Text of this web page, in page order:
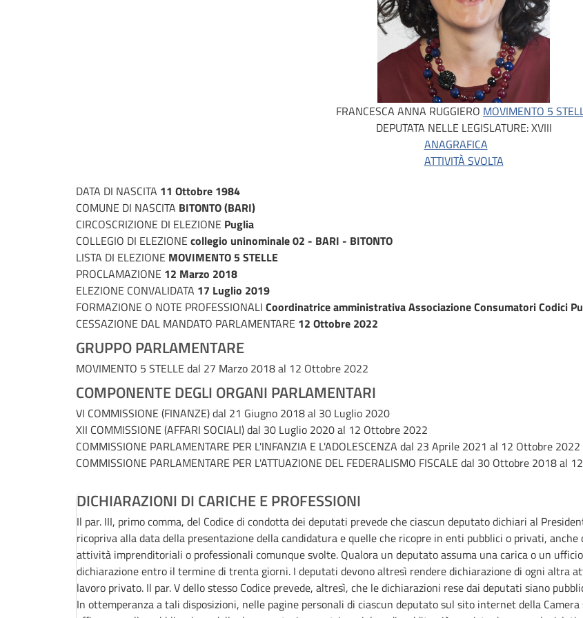
FRANCESCA ANNA RUGGIERO MOVIMENTO 5
DEPUTATA NELLE LEGISLATURE:XVIII
ANAGRAFICA
ATTIVITÀ SVOLTA
DATA DI NASCITA 11 Ottobre 1984
COMUNE DI NASCITA BITONTO (BARI)
CIRCOSCRIZIONE DI ELEZIONE Puglia
COLLEGIO DI ELEZIONE collegio uninominale 02 - BARI - BITONTO
LISTA DI ELEZIONE MOVIMENTO 5 STELLE
PROCLAMAZIONE 12 Marzo 2018
ELEZIONE CONVALIDATA 17 Luglio 2019
FORMAZIONE O NOTE PROFESSIONALI Coordinatrice amministrativa Associazione Consumatori Codici
CESSAZIONE DAL MANDATO PARLAMENTARE 12 Ottobre 2022
GRUPPO PARLAMENTARE
MOVIMENTO 5 STELLE dal 27 Marzo 2018 al 12 Ottobre 2022
COMPONENTE DEGLI ORGANI PARLAMENTARI
VI COMMISSIONE (FINANZE)dal 21 Giugno 2018 al 30 Luglio 2020
XII COMMISSIONE (AFFARI SOCIALI)dal 30 Luglio 2020 al 12 Ottobre 2022
COMMISSIONE PARLAMENTARE PER L'INFANZIA E L'ADOLESCENZA dal 23 Aprile 2021 al 12 Ottobre 2022
COMMISSIONE PARLAMENTARE PER L'ATTUAZIONE DEL FEDERALISMO FISCALE dal 30 Ottobre 2018 al
DICHIARAZIONI DI CARICHE E PROFESSIONI
Il par. III, primo comma, del Codice di condotta dei deputati prevede che ciascun deputato dichiari al
ricopriva alla data della presentazione della candidatura e quelle che ricopre in enti pubblici o privati,
attività imprenditoriali o professionali comunque svolte. Qualora un deputato assuma una carica o un
dichiarazione entro il termine di trenta giorni. I deputati devono altresì rendere dichiarazione di ogni altra
lavoro privato. Il par. V dello stesso Codice prevede, altresì, che le dichiarazioni rese dai deputati siano
In ottemperanza a tali disposizioni, nelle pagine personali di ciascun deputato sul sito internet della